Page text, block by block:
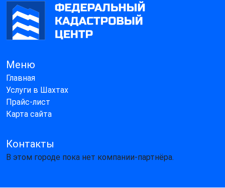
Меню
Главная
Услуги в Шахтах
Прайс-лист
Карта сайта
Контакты
В этом городе пока нет компании-партнёра.